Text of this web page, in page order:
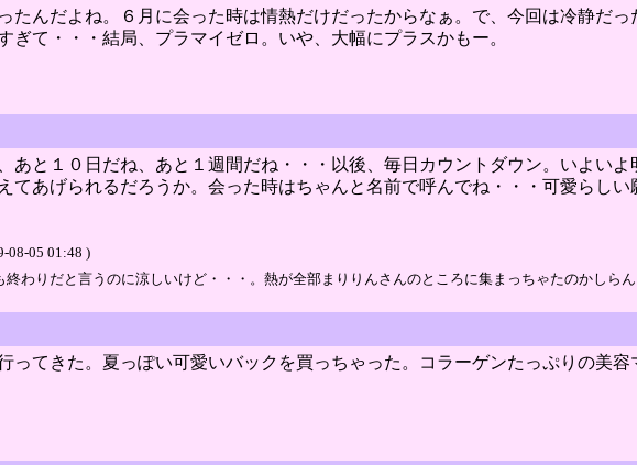
たんだよね。６月に会った時は情熱だけだったからなぁ。で、今回は冷静だっ
て・・・結局、プラマイゼロ。いや、大幅にプラスかもー。
あと１０日だね、あと１週間だね・・・以後、毎日カウントダウン。いよいよ
あげられるだろうか。会った時はちゃんと名前で呼んでね・・・可愛らしい
08-05 01:48 )
わりだと言うのに涼しいけど・・・。熱が全部まりりんさんのところに集まっちゃたのかしら
ってきた。夏っぽい可愛いバックを買っちゃった。コラーゲンたっぷりの美容